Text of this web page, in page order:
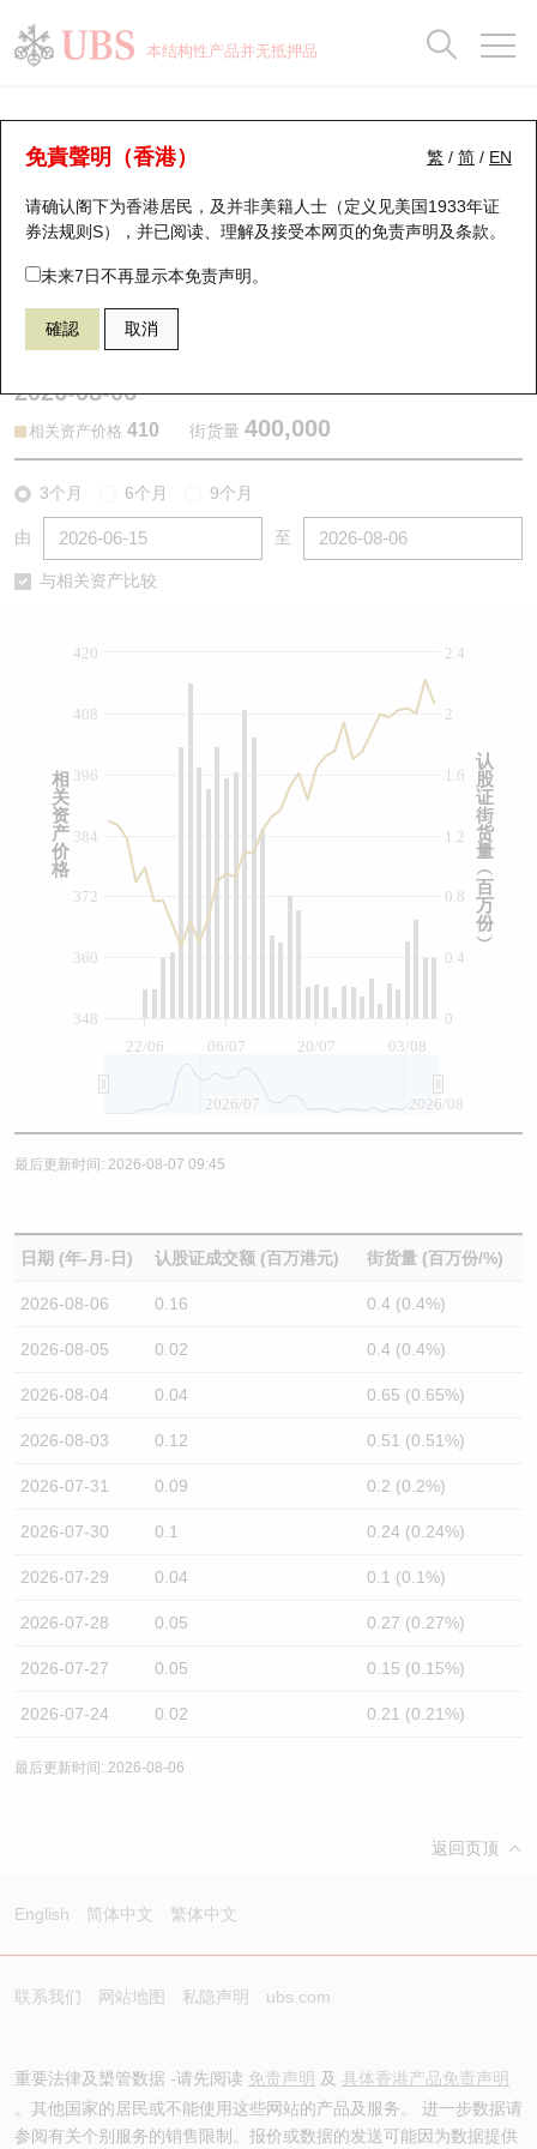
本结构性产品并无抵押品
繁 / 简 / EN
免責聲明（香港）
请确认阁下为香港居民，及并非美籍人士（定义见美国1933年证
券法规则S），并已阅读、理解及接受本网页的免责声明及条款。
未来7日不再显示本免责声明。
確認 取消
认股证分析仪
表现 街货统计 比较
13722 瑞银认购 0388 香港交易所
2026-08-06
相关资产价格 410 街货量 400,000
3个月 6个月 9个月
由 至
与相关资产比较
22/06 06/07 20/07 03/08
0
0.4
0.8
1.2
1.6
2
2.4
348
360
372
384
396
408
420
2026/07 2026/08
认
股
证
街
货
量
︵
百
万
份
︶
相
关
资
产
价
格
最后更新时间: 2026-08-07 09:45
日期 (年-月-日) 认股证成交额 (百万港元) 街货量 (百万份/%)
2026-08-06 0.16 0.4 (0.4%)
2026-08-05 0.02 0.4 (0.4%)
2026-08-04 0.04 0.65 (0.65%)
2026-08-03 0.12 0.51 (0.51%)
2026-07-31 0.09 0.2 (0.2%)
2026-07-30 0.1 0.24 (0.24%)
2026-07-29 0.04 0.1 (0.1%)
2026-07-28 0.05 0.27 (0.27%)
2026-07-27 0.05 0.15 (0.15%)
2026-07-24 0.02 0.21 (0.21%)
最后更新时间: 2026-08-06
返回页顶
English 简体中文 繁体中文
联系我们 网站地图 私隐声明 ubs.com
重要法律及槼管数据 -请先阅读 免责声明 及 具体香港产品免责声明
。其他国家的居民或不能使用这些网站的产品及服务。 进一步数据请
参阅有关个别服务的销售限制。报价或数据的发送可能因为数据提供
瑞银认股证一览
新发行瑞银认股证
即将到期认股证
认股证到期结算价查找
认股证分析仪
认股证/牛熊证日志
认股证文件及公告 (瑞信)
街货统计
比较
牛熊全景快搜
牛熊证搜寻
牛熊证街货分布图
正股牛熊证列表
新发行瑞银牛熊证
牛熊证到期结算价查找
牛熊证文件及公告 (瑞信)
街货统计
比较
十大升幅/跌幅
十大认股证成交分布
十天股证占大市成交
资金流
街货统计
正股分析仪
二十大活跃股份
恒指成份股
国指成份股
科指成份股
中资ETFs溢价比较
收市竞价变化
持股比重
显示所有持股比重
每月轮证大市专题
轮证专栏
讲座及教育短片
认股证投资者教育
牛熊证投资者教育